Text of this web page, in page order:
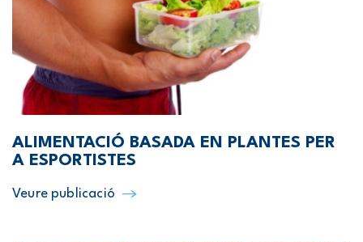
ALIMENTACIÓ BASADA EN PLANTES PER
A ESPORTISTES
Veure publicació